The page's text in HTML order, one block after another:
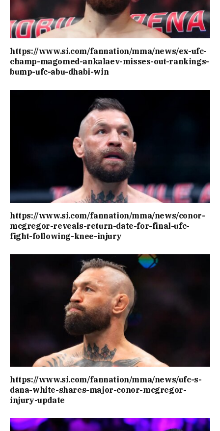
https://www.si.com/fannation/mma/news/ex-ufc-
champ-magomed-ankalaev-misses-out-rankings-
bump-ufc-abu-dhabi-win
https://www.si.com/fannation/mma/news/conor-
mcgregor-reveals-return-date-for-final-ufc-
fight-following-knee-injury
https://www.si.com/fannation/mma/news/ufc-s-
dana-white-shares-major-conor-mcgregor-
injury-update